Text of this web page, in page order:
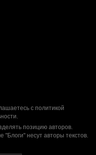
с политикой
.
позицию авторов.
"Блоги" несут авторы текстов.